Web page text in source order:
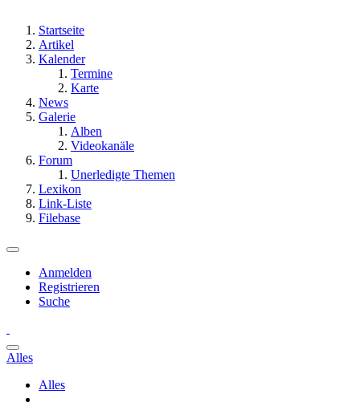
Startseite
Artikel
Kalender
Termine
Karte
News
Galerie
Alben
Videokanäle
Forum
Unerledigte Themen
Lexikon
Link-Liste
Filebase
Anmelden
Registrieren
Suche
Alles
Alles